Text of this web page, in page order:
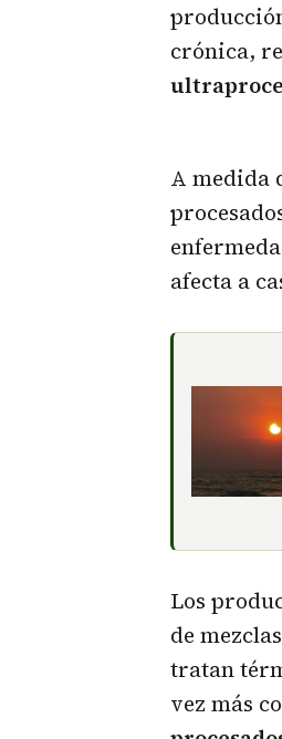
crónica,
A medida
afecta a
Los
de
tratan
vez más